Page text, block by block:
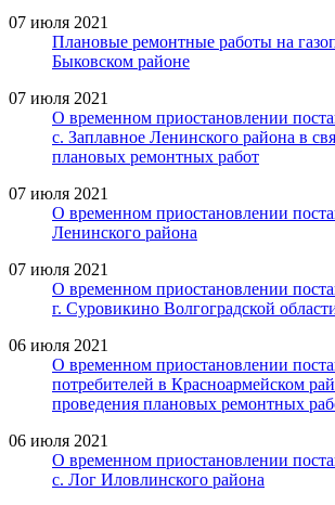
07 июля 2021
Плановые ремонтные работы на
Быковском районе
07 июля 2021
О временном приостановлении
с. Заплавное Ленинского района в
плановых ремонтных работ
07 июля 2021
О временном приостановлении
Ленинского района
07 июля 2021
О временном приостановлении
г. Суровикино Волгоградской
06 июля 2021
О временном приостановлении
потребителей в Красноармейском
проведения плановых ремонтных
06 июля 2021
О временном приостановлении
с. Лог Иловлинского района